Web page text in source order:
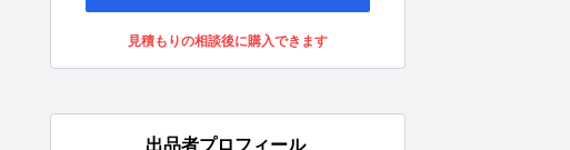
見積もりの相談後に購入できます
出品者プロフィール